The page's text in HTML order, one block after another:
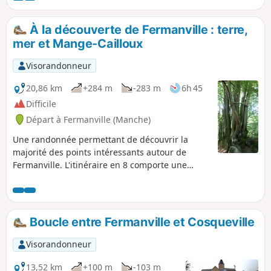
À la découverte de Fermanville : terre,
mer et Mange-Cailloux
Visorandonneur
20,86 km
+284 m -283 m
6h 45
Difficile
Départ à Fermanville (Manche)
Une randonnée permettant de découvrir la
majorité des points intéressants autour de
Fermanville. L'itinéraire en 8 comporte une
Boucle entre Fermanville et Cosqueville
Visorandonneur
13,52 km
+100 m
-103 m